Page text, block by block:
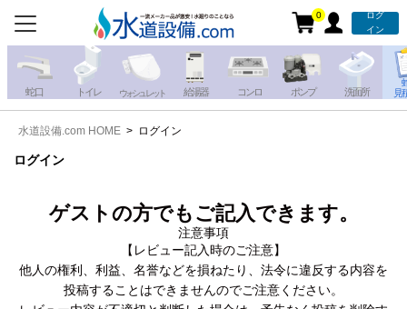
0
ログ
イン
蛇 口 トイレ ウォシュレット 給湯器 コンロ ポンプ 洗面所
見
お電話での注文・お見積も
承っております!!
写真を送る
水道設備.com HOME ログイン
ログイン
ゲストの方でもご記入できます。
注意事項
【レビュー記入時のご注意】
他人の権利、利益、名誉などを損ねたり、法令に違反する内容を
投稿することはできませんのでご注意ください。